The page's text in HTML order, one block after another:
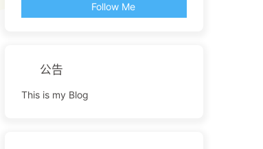
Follow Me
公告
This is my Blog